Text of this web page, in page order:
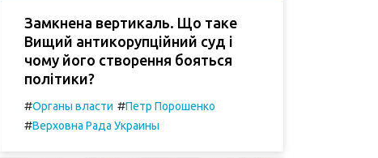
Замкнена вертикаль. Що таке
Вищий антикорупційний суд і
чому його створення бояться
політики?
#Органы власти #Петр Порошенко
#Верховна Рада Украины